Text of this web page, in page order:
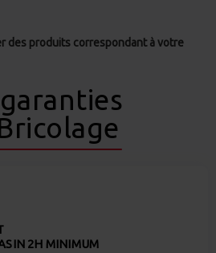
des produits correspondant à votre
2H MINIMUM